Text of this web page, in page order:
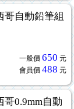
哥自動鉛筆組
一般價 650 元
會員價 488 元
哥0.9mm自動